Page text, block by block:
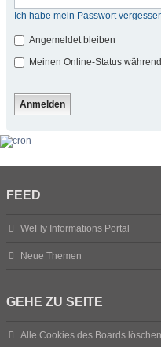
Ich habe mein Passwort
Angemeldet bleiben
Meinen Online-Status
FEED
WeFly Informations Portal
Neue Themen
GEHE ZU SEITE
Alle Cookies des Boards löschen